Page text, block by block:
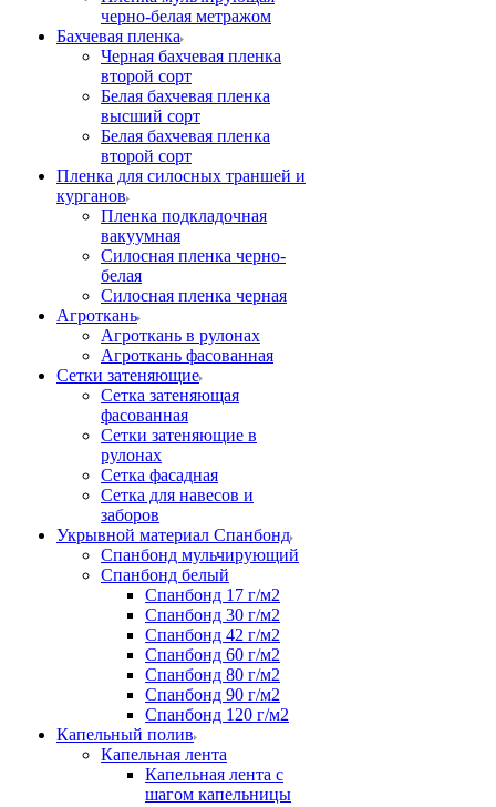
черно-белая метражом
Бахчевая пленка
Черная бахчевая пленка
второй сорт
Белая бахчевая пленка
высший сорт
Белая бахчевая пленка
второй сорт
Пленка для силосных траншей и
курганов
Пленка подкладочная
вакуумная
Силосная пленка черно-
белая
Силосная пленка черная
Агроткань
Агроткань в рулонах
Агроткань фасованная
Сетки затеняющие
Сетка затеняющая
фасованная
Сетки затеняющие в
рулонах
Сетка фасадная
Сетка для навесов и
заборов
Укрывной материал Спанбонд
Спанбонд мульчирующий
Спанбонд белый
Спанбонд 17 г/м2
Спанбонд 30 г/м2
Спанбонд 42 г/м2
Спанбонд 60 г/м2
Спанбонд 80 г/м2
Спанбонд 90 г/м2
Спанбонд 120 г/м2
Капельный полив
Капельная лента
Капельная лента с
шагом капельницы